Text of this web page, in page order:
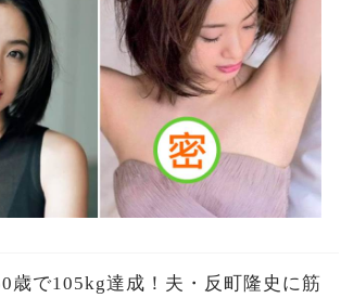
歳で105kg達成！夫・反町隆史に筋